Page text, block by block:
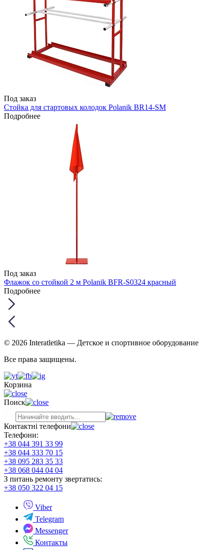
Под заказ
Стойка для стартовых колодок Polanik BR14-SM
Подробнее
Под заказ
Флажок со стойкой 2 м Polanik BFR-S0324 красный
Подробнее
© 2026 Interatletika — Детское и спортивное оборудование
Все права защищены.
Корзина
Поиск
Контактні телефони
Телефони:
+38 044 391 33 99
+38 044 333 70 15
+38 095 283 35 33
+38 068 044 04 04
З питань ремонту звертатись:
+38 050 322 04 15
Viber
Telegram
Messenger
Контакты